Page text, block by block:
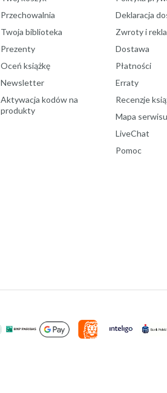
Przechowalnia
Twoja biblioteka
Prezenty
Oceń książkę
Newsletter
Aktywacja kodów na
produkty
Deklaracja
Zwroty i
Dostawa
Płatności
Erraty
Recenzje
Mapa serwisu
LiveChat
Pomoc